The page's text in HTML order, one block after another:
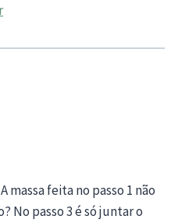
massa feita no passo 1 não
No passo 3 é só juntar o